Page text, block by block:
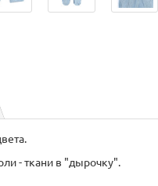
- ткани в "дырочку".